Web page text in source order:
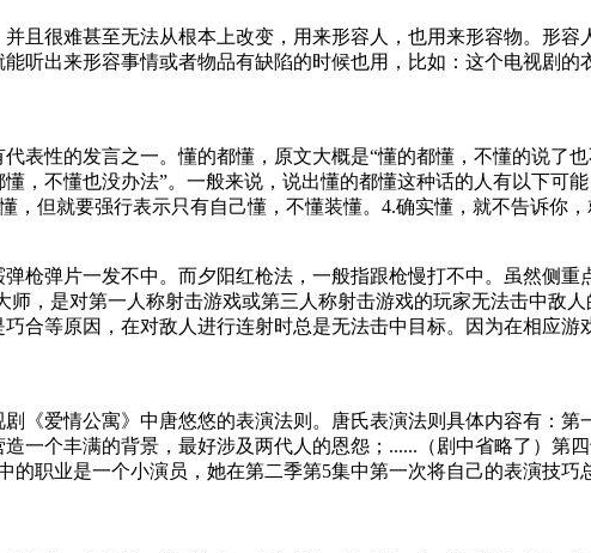
且很难甚至无法从根本上改变，用来形容人，也用来形容物。形
听出来形容事情或者物品有缺陷的时候也用，比如：这个电视剧
表性的发言之一。懂的都懂，原文大概是“懂的都懂，不懂的说了
，不懂也没办法”。一般来说，说出懂的都懂这种话的人有以下可
，但就要强行表示只有自己懂，不懂装懂。4.确实懂，就不告诉你
枪弹片一发不中。而夕阳红枪法，一般指跟枪慢打不中。虽然侧
师，是对第一人称射击游戏或第三人称射击游戏的玩家无法击中敌
合等原因，在对敌人进行连射时总是无法击中目标。因为在相应
《爱情公寓》中唐悠悠的表演法则。唐氏表演法则具体内容有：
一个丰满的背景，最好涉及两代人的恩怨；......（剧中省略了）第
的职业是一个小演员，她在第二季第5集中第一次将自己的表演技